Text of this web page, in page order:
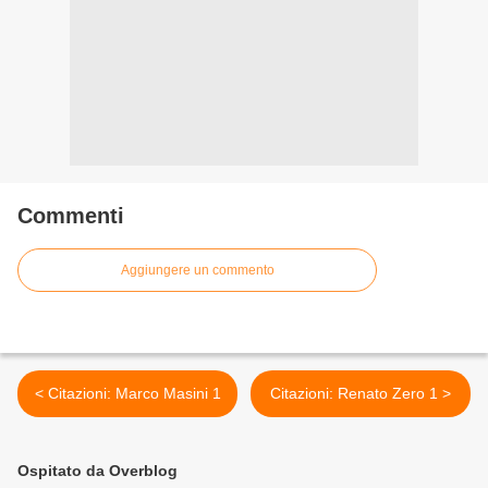
Commenti
Aggiungere un commento
< Citazioni: Marco Masini 1 Citazioni: Renato Zero 1 >
Ospitato da Overblog